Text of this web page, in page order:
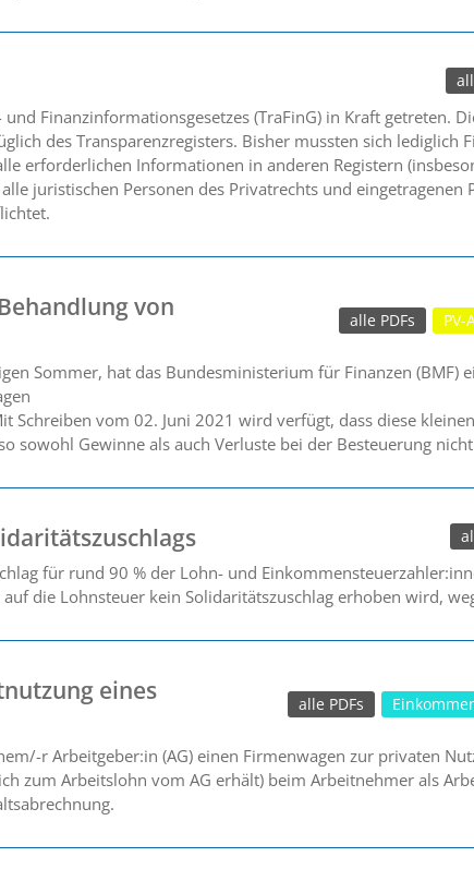
Finanzinformationsgesetzes (TraFinG) in Kraft getreten.
des Transparenzregisters. Bisher mussten sich lediglich
erforderlichen Informationen in anderen Registern
juristischen Personen des Privatrechts und eingetragenen
von
PV-
alle PDFs
Sommer, hat das Bundesministerium für Finanzen (BMF)
Schreiben vom 02. Juni 2021 wird verfügt, dass diese
sowohl Gewinne als auch Verluste bei der Besteuerung
für rund 90 % der Lohn- und
die Lohnsteuer kein Solidaritätszuschlag erhoben wird,
eines
alle PDFs
r Arbeitgeber:in (AG) einen Firmenwagen zur privaten
zum Arbeitslohn vom AG erhält) beim Arbeitnehmer als